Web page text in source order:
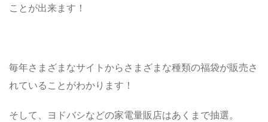
ことが出来ます！
毎年さまざまなサイトからさまざまな種類の福袋が販売さ
れていることがわかります！
そして、ヨドバシなどの家電量販店はあくまで抽選。